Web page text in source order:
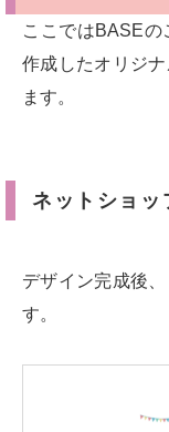
ここではBASE
作成したオリジ
ます。
ネットショッ
デザイン完成後
す。